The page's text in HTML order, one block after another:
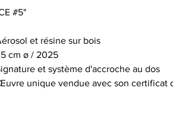
#5"
et résine sur bois
cm ø / 2025
et système d'accroche au dos
unique vendue avec son certificat